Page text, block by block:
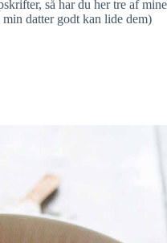
så har du her tre af mine
datter godt kan lide dem)